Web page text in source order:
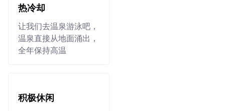
热冷却
让我们去温泉游泳吧，
温泉直接从地面涌出，
全年保持高温
积极休闲